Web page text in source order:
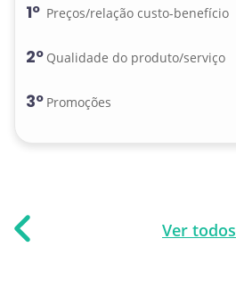
1º Preços/relação custo-benefício
2º Qualidade do produto/serviço
3º Promoções
Ver todos